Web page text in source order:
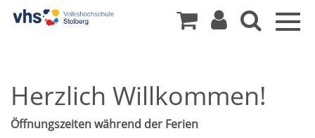
Herzlich Willkommen!
Öffnungszeiten während der Ferien